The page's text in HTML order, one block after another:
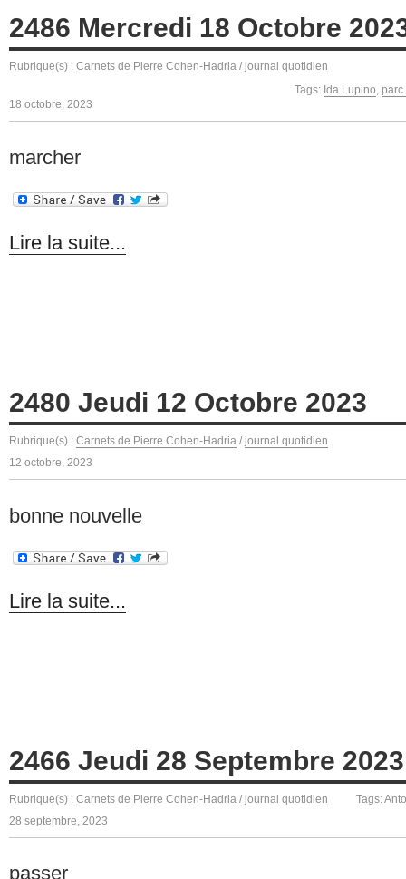
2486 Mercredi 18 Octobre
Rubrique(s) : Carnets de Pierre Cohen-Hadria / journal quotidien
Tags: Ida Lupino, parc
18 octobre, 2023
marcher
Lire la suite...
2480 Jeudi 12 Octobre 2023
Rubrique(s) : Carnets de Pierre Cohen-Hadria / journal quotidien
12 octobre, 2023
bonne nouvelle
Lire la suite...
2466 Jeudi 28 Septembre 2023
Rubrique(s) : Carnets de Pierre Cohen-Hadria / journal quotidien Tags:
28 septembre, 2023
passer